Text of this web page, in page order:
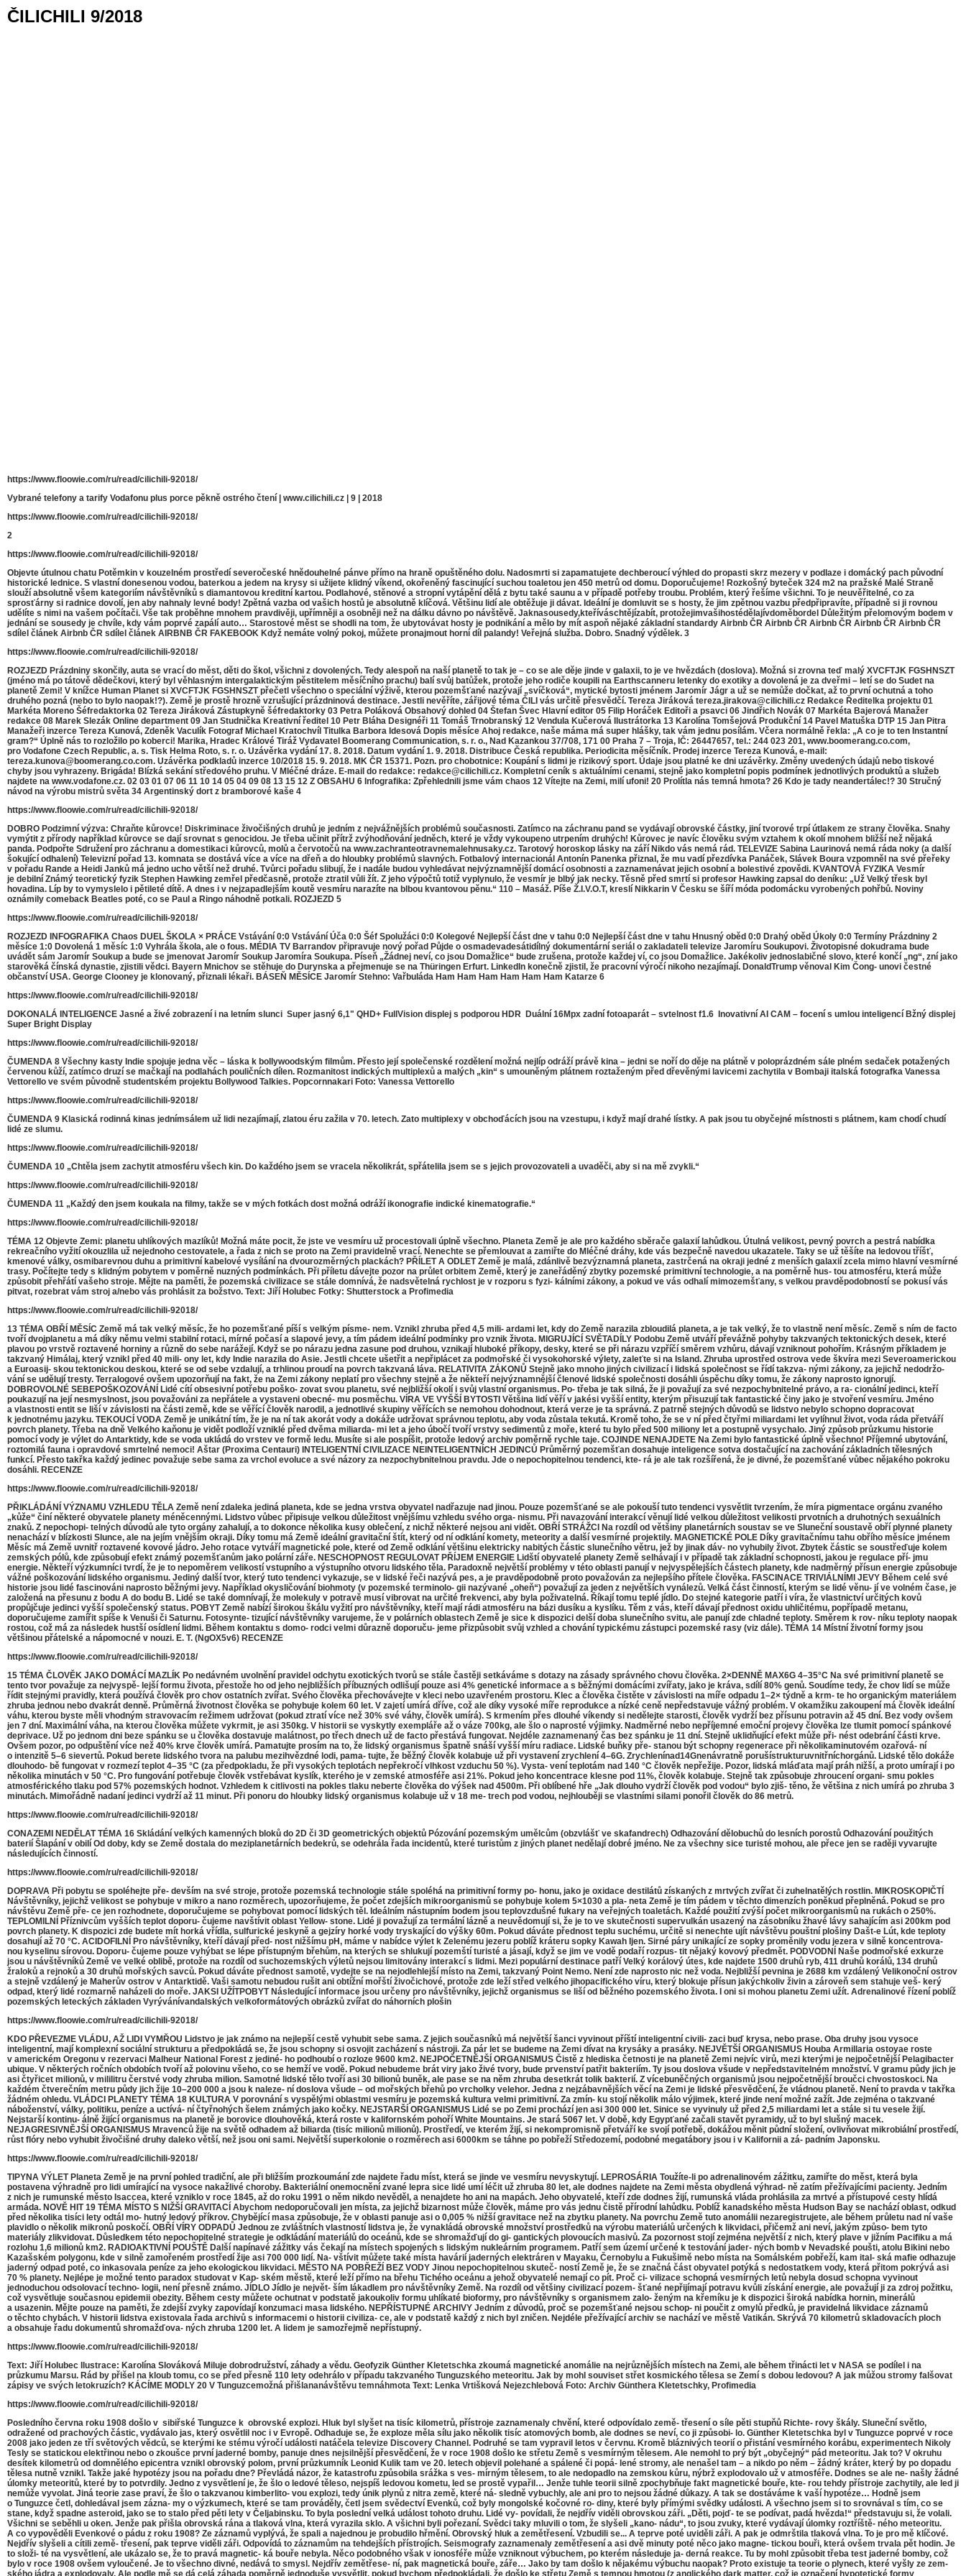
ČILICHILI 9/2018
https://www.floowie.com/ru/read/cilichili-92018/
Vybrané telefony a tarify Vodafonu plus porce pěkně ostrého čtení | www.cilichili.cz | 9 | 2018
https://www.floowie.com/ru/read/cilichili-92018/
2
https://www.floowie.com/ru/read/cilichili-92018/
Objevte útulnou chatu Potěmkin v kouzelném prostředí severočeské hnědouhelné pánve přímo na hraně opuštěného dolu. Nadosmrti si zapamatujete dechberoucí výhled do propasti skrz mezery v podlaze i domácký pach původní
historické lednice. S vlastní donesenou vodou, baterkou a jedem na krysy si užijete klidný víkend, okořeněný fascinující suchou toaletou jen 450 metrů od domu. Doporučujeme! Rozkošný byteček 324 m2 na pražské Malé Straně
slouží absolutně všem kategoriím návštěvníků s diamantovou kreditní kartou. Podlahové, stěnové a stropní vytápění dělá z bytu také saunu a v případě potřeby troubu. Problém, který řešíme všichni. To je neuvěřitelné, co za
sprosťárny si radnice dovolí, jen aby nahnaly levné body! Zpětná vazba od vašich hostů je absolutně klíčová. Většinu lidí ale obtěžuje ji dávat. Ideální je domluvit se s hosty, že jim zpětnou vazbu předpřipravíte, případně si ji rovnou
udělíte s nimi na vašem počítači. Vše tak proběhne mnohem pravdivěji, upřímněji a osobněji než na dálku dávno po návštěvě. Jaknasousedy,kteříváschtějízabít, protožejimvašihostédělajívdoměbordel Důležitým přelomovým bodem v
jednání se sousedy je chvíle, kdy vám poprvé zapálí auto… Starostové měst se shodli na tom, že ubytovávat hosty je podnikání a mělo by mít aspoň nějaké základní standardy Airbnb ČR Airbnb ČR Airbnb ČR Airbnb ČR Airbnb ČR
sdílel článek Airbnb ČR sdílel článek AIRBNB ČR FAKEBOOK Když nemáte volný pokoj, můžete pronajmout horní díl palandy! Veřejná služba. Dobro. Snadný výdělek. 3
https://www.floowie.com/ru/read/cilichili-92018/
ROZJEZD Prázdniny skončily, auta se vrací do měst, děti do škol, všichni z dovolených. Tedy alespoň na naší planetě to tak je – co se ale děje jinde v galaxii, to je ve hvězdách (doslova). Možná si zrovna teď malý XVCFTJK FGSHNSZT
(jméno má po tátově dědečkovi, který byl věhlasným intergalaktickým pěstitelem měsíčního prachu) balí svůj batůžek, protože jeho rodiče koupili na Earthscanneru letenky do exotiky a dovolená je za dveřmi – letí se do Sudet na
planetě Zemi! V knížce Human Planet si XVCFTJK FGSHNSZT přečetl všechno o speciální výživě, kterou pozemšťané nazývají „svíčková“, mytické bytosti jménem Jaromír Jágr a už se nemůže dočkat, až to první ochutná a toho
druhého pozná (nebo to bylo naopak!?). Země je prostě hrozně vzrušující prázdninová destinace. Jestli nevěříte, zářijové téma ČILI vás určitě přesvědčí. Tereza Jiráková tereza.jirakova@cilichili.cz Redakce Ředitelka projektu 01
Markéta Moreno Šéfredaktorka 02 Tereza Jiráková Zástupkyně šéfredaktorky 03 Petra Poláková Obsahový dohled 04 Štefan Švec Hlavní editor 05 Filip Horáček Editoři a psavci 06 Jindřich Novák 07 Markéta Bajerová Manažer
redakce 08 Marek Slezák Online department 09 Jan Studnička Kreativní ředitel 10 Petr Bláha Designéři 11 Tomáš Trnobranský 12 Vendula Kučerová Ilustrátorka 13 Karolína Tomšejová Produkční 14 Pavel Matuška DTP 15 Jan Pitra
Manažeři inzerce Tereza Kunová, Zdeněk Vaculík Fotograf Michael Kratochvíl Titulka Barbora Idesová Dopis měsíce Ahoj redakce, naše máma má super hlášky, tak vám jednu posílám. Včera normálně řekla: „A co je to ten Instantní
gram?“ Úplně nás to rozložilo po koberci! Marika, Hradec Králové Tiráž Vydavatel Boomerang Communication, s. r. o., Nad Kazankou 37/708, 171 00 Praha 7 – Troja, IČ: 26447657, tel.: 244 023 201, www.boomerang.co.com,
pro Vodafone Czech Republic, a. s. Tisk Helma Roto, s. r. o. Uzávěrka vydání 17. 8. 2018. Datum vydání 1. 9. 2018. Distribuce Česká republika. Periodicita měsíčník. Prodej inzerce Tereza Kunová, e-mail:
tereza.kunova@boomerang.co.com. Uzávěrka podkladů inzerce 10/2018 15. 9. 2018. MK ČR 15371. Pozn. pro chobotnice: Koupání s lidmi je rizikový sport. Údaje jsou platné ke dni uzávěrky. Změny uvedených údajů nebo tiskové
chyby jsou vyhrazeny. Brigáda! Blízká sekání středového pruhu. V Mléčné dráze. E-mail do redakce: redakce@cilichili.cz. Kompletní ceník s aktuálními cenami, stejně jako kompletní popis podmínek jednotlivých produktů a služeb
najdete na www.vodafone.cz. 02 03 01 07 06 11 10 14 05 04 09 08 13 15 12 Z OBSAHU 6 Infograﬁka: Zpřehlednili jsme vám chaos 12 Vítejte na Zemi, milí ufoni! 20 Prolítla nás temná hmota? 26 Kdo je tady neandertálec!? 30 Stručný
návod na výrobu mistrů světa 34 Argentinský dort z bramborové kaše 4
https://www.floowie.com/ru/read/cilichili-92018/
DOBRO Podzimní výzva: Chraňte kůrovce! Diskriminace živočišných druhů je jedním z nejvážnějších problémů současnosti. Zatímco na záchranu pand se vydávají obrovské částky, jiní tvorové trpí útlakem ze strany člověka. Snahy
vymýtit z přírody například kůrovce se dají srovnat s genocidou. Je třeba učinit přítrž zvýhodňování jedněch, které je vždy vykoupeno utrpením druhých! Kůrovec je navíc člověku svým vztahem k okolí mnohem bližší než nějaká
panda. Podpořte Sdružení pro záchranu a domestikaci kůrovců, molů a červotočů na www.zachranteotravnemalehnusaky.cz. Tarotový horoskop lásky na září Nikdo vás nemá rád. TELEVIZE Sabina Laurinová nemá ráda noky (a další
šokující odhalení) Televizní pořad 13. komnata se dostává více a více na dřeň a do hloubky problémů slavných. Fotbalový internacionál Antonín Panenka přiznal, že mu vadí přezdívka Panáček, Slávek Boura vzpomněl na své přeřeky
v pořadu Rande a Heidi Janků má jedno ucho větší než druhé. Tvůrci pořadu slibují, že i nadále budou vyhledávat nejvýznamnější domácí osobnosti a zaznamenávat jejich osobní a bolestivé zpovědi. KVANTOVÁ FYZIKA Vesmír
je debilní Známý teoretický fyzik Stephen Hawking zemřel předčasně, protože ztratil vůli žít. Z jeho výpočtů totiž vyplynulo, že vesmír je blbý jak necky. Těsně před smrtí si profesor Hawking zapsal do deníku: „Už Velký třesk byl
hovadina. Líp by to vymyslelo i pětileté dítě. A dnes i v nejzapadlejším koutě vesmíru narazíte na blbou kvantovou pěnu.“ 110 – Masáž. Píše Ž.I.V.O.T, kreslí Nikkarin V Česku se šíří móda podomácku vyrobených pohřbů. Noviny
oznámily comeback Beatles poté, co se Paul a Ringo náhodně potkali. ROZJEZD 5
https://www.floowie.com/ru/read/cilichili-92018/
ROZJEZD INFOGRAFIKA Chaos DUEL ŠKOLA × PRÁCE Vstávání 0:0 Vstávání Úča 0:0 Šéf Spolužáci 0:0 Kolegové Nejlepší část dne v tahu 0:0 Nejlepší část dne v tahu Hnusný oběd 0:0 Drahý oběd Úkoly 0:0 Termíny Prázdniny 2
měsíce 1:0 Dovolená 1 měsíc 1:0 Vyhrála škola, ale o fous. MÉDIA TV Barrandov připravuje nový pořad Půjde o osmadevadesátidílný dokumentární seriál o zakladateli televize Jaromíru Soukupovi. Životopisné dokudrama bude
uvádět sám Jaromír Soukup a bude se jmenovat Jaromír Soukup Jaromíra Soukupa. Píseň „Žádnej neví, co jsou Domažlice“ bude zrušena, protože každej ví, co jsou Domažlice. Jakékoliv jednoslabičné slovo, které končí „ng“, zní jako
starověká čínská dynastie, zjistili vědci. Bayern Mnichov se stěhuje do Durynska a přejmenuje se na Thüringen Erfurt. LinkedIn konečně zjistil, že pracovní výročí nikoho nezajímají. DonaldTrump věnoval Kim Čong- unovi čestné
občanství USA. George Clooney je klonovaný, přiznali lékaři. BÁSEŇ MĚSÍCE Jaromír Stehno: Vařbuláda Ham Ham Ham Ham Ham Ham Katarze 6
https://www.floowie.com/ru/read/cilichili-92018/
DOKONALÁ INTELIGENCE Jasné a živé zobrazení i na letním slunci  Super jasný 6,1" QHD+ FullVision displej s podporou HDR  Duální 16Mpx zadní fotoaparát – svtelnost f1.6  Inovativní AI CAM – focení s umlou inteligencí Bžný displej
Super Bright Display
https://www.floowie.com/ru/read/cilichili-92018/
ČUMENDA 8 Všechny kasty Indie spojuje jedna věc – láska k bollywoodským ﬁlmům. Přesto její společenské rozdělení možná nejlíp odráží právě kina – jedni se noří do děje na plátně v poloprázdném sále plném sedaček potažených
červenou kůží, zatímco druzí se mačkají na podlahách pouličních dílen. Rozmanitost indických multiplexů a malých „kin“ s umouněným plátnem roztaženým před dřevěnými lavicemi zachytila v Bombaji italská fotografka Vanessa
Vettorello ve svém původně studentském projektu Bollywood Talkies. Popcornnakari Foto: Vanessa Vettorello
https://www.floowie.com/ru/read/cilichili-92018/
ČUMENDA 9 Klasická rodinná kinas jednímsálem už lidi nezajímají, zlatou éru zažila v 70. letech. Zato multiplexy v obchoďácích jsou na vzestupu, i když mají drahé lístky. A pak jsou tu obyčejné místnosti s plátnem, kam chodí chudí
lidé ze slumu.
https://www.floowie.com/ru/read/cilichili-92018/
ČUMENDA 10 „Chtěla jsem zachytit atmosféru všech kin. Do každého jsem se vracela několikrát, spřátelila jsem se s jejich provozovateli a uvaděči, aby si na mě zvykli.“
https://www.floowie.com/ru/read/cilichili-92018/
ČUMENDA 11 „Každý den jsem koukala na ﬁlmy, takže se v mých fotkách dost možná odráží ikonograﬁe indické kinematograﬁe.“
https://www.floowie.com/ru/read/cilichili-92018/
TÉMA 12 Objevte Zemi: planetu uhlíkových mazlíků! Možná máte pocit, že jste ve vesmíru už procestovali úplně všechno. Planeta Země je ale pro každého sběrače galaxií lahůdkou. Útulná velikost, pevný povrch a pestrá nabídka
rekreačního vyžití okouzlila už nejednoho cestovatele, a řada z nich se proto na Zemi pravidelně vrací. Nenechte se přemlouvat a zamiřte do Mléčné dráhy, kde vás bezpečně navedou ukazatele. Taky se už těšíte na ledovou tříšť,
kmenové války, osmibarevnou duhu a primitivní kabelové vysílání na dvourozměrných plackách? PŘÍLET A ODLET Země je malá, zdánlivě bezvýznamná planeta, zastrčená na okraji jedné z menších galaxií zcela mimo hlavní vesmírné
trasy. Počítejte tedy s klidným pobytem v poměrně nuzných podmínkách. Při příletu dávejte pozor na průlet orbitem Země, který je zaneřáděný zbytky pozemské primitivní technologie, a na poměrně hus- tou atmosféru, která může
způsobit přehřátí vašeho stroje. Mějte na paměti, že pozemská civilizace se stále domnívá, že nadsvětelná rychlost je v rozporu s fyzi- kálními zákony, a pokud ve vás odhalí mimozemšťany, s velkou pravděpodobností se pokusí vás
pitvat, rozebrat vám stroj a/nebo vás prohlásit za božstvo. Text: Jiří Holubec Fotky: Shutterstock a Proﬁmedia
https://www.floowie.com/ru/read/cilichili-92018/
13 TÉMA OBŘÍ MĚSÍC Země má tak velký měsíc, že ho pozemšťané píší s velkým písme- nem. Vznikl zhruba před 4,5 mili- ardami let, kdy do Země narazila zbloudilá planeta, a je tak velký, že to vlastně není měsíc. Země s ním de facto
tvoří dvojplanetu a má díky němu velmi stabilní rotaci, mírné počasí a slapové jevy, a tím pádem ideální podmínky pro vznik života. MIGRUJÍCÍ SVĚTADÍLY Podobu Země utváří převážně pohyby takzvaných tektonických desek, které
plavou po vrstvě roztavené horniny a různě do sebe narážejí. Když se po nárazu jedna zasune pod druhou, vznikají hluboké příkopy, desky, které se při nárazu vzpříčí směrem vzhůru, dávají vzniknout pohořím. Krásným příkladem je
takzvaný Himálaj, který vznikl před 40 mili- ony let, kdy Indie narazila do Asie. Jestli chcete ušetřit a nepřiplácet za podmořské či vysokohorské výlety, zaleťte si na Island. Zhruba uprostřed ostrova vede škvíra mezi Severoamerickou
a Euroasij- skou tektonickou deskou, které se od sebe vzdalují, a trhlinou proudí na povrch takzvaná láva. RELATIVITA ZÁKONŮ Stejně jako mnoho jiných civilizací i lidská společnost se řídí takzva- nými zákony, za jejichž nedodržo-
vání se udělují tresty. Terralogové ovšem upozorňují na fakt, že na Zemi zákony neplatí pro všechny stejně a že někteří nejvýznamnější členové lidské společnosti dosáhli úspěchu díky tomu, že zákony naprosto ignorují.
DOBROVOLNÉ SEBEPOŠKOZOVÁNÍ Lidé cítí obsesivní potřebu poško- zovat svou planetu, své nejbližší okolí i svůj vlastní organismus. Po- třeba je tak silná, že ji považují za své nezpochybnitelné právo, a ra- cionální jedinci, kteří
poukazují na její nesmyslnost, jsou považováni za nepřátele a vystaveni obecné- mu posměchu. VÍRA VE VYŠŠÍ BYTOSTI Většina lidí věří v jakési vyšší entity, kterým přisuzují tak fantastické činy jako je stvoření vesmíru. Jméno
a vlastnosti entit se liší v závislosti na části země, kde se věřící člověk narodil, a jednotlivé skupiny věřících se nemohou dohodnout, která verze je ta správná. Z patrně stejných důvodů se lidstvo nebylo schopno dopracovat
k jednotnému jazyku. TEKOUCÍ VODA Země je unikátní tím, že je na ní tak akorát vody a dokáže udržovat správnou teplotu, aby voda zůstala tekutá. Kromě toho, že se v ní před čtyřmi miliardami let vylíhnul život, voda ráda přetváří
povrch planety. Třeba na dně Velkého kaňonu je vidět podloží vzniklé před dvěma miliarda- mi let a jeho úbočí tvoří vrstvy sedimentů z moře, které tu bylo před 500 miliony let a postupně vysychalo. Jiný způsob průzkumu historie
pomocí vody je výlet do Antarktidy, kde se voda ukládá do vrstev ve formě ledu. Musíte si ale pospíšit, protože ledový archiv poměrně rychle taje. COJINDE NENAJDETE Na Zemi bylo fantastické úplně všechno! Příjemné ubytování,
roztomilá fauna i opravdové smrtelné nemoci! Aštar (Proxima Centauri) INTELIGENTNÍ CIVILIZACE NEINTELIGENTNÍCH JEDINCŮ Průměrný pozemšťan dosahuje inteligence sotva dostačující na zachování základních tělesných
funkcí. Přesto takřka každý jedinec považuje sebe sama za vrchol evoluce a své názory za nezpochybnitelnou pravdu. Jde o nepochopitelnou tendenci, kte- rá je ale tak rozšířená, že je divné, že pozemšťané vůbec nějakého pokroku
dosáhli. RECENZE
https://www.floowie.com/ru/read/cilichili-92018/
PŘIKLÁDÁNÍ VÝZNAMU VZHLEDU TĚLA Země není zdaleka jediná planeta, kde se jedna vrstva obyvatel nadřazuje nad jinou. Pouze pozemšťané se ale pokouší tuto tendenci vysvětlit tvrzením, že míra pigmentace orgánu zvaného
„kůže“ činí některé obyvatele planety méněcennými. Lidstvo vůbec připisuje velkou důležitost vnějšímu vzhledu svého orga- nismu. Při navazování interakcí věnují lidé velkou důležitost velikosti prvotních a druhotných sexuálních
znaků. Z nepochopi- telných důvodů ale tyto orgány zahalují, a to dokonce několika kusy oblečení, z nichž některé nejsou ani vidět. OBŘÍ STRÁŽCI Na rozdíl od většiny planetárních soustav se ve Sluneční soustavě obří plynné planety
nenachází v blízkosti Slunce, ale na jejím vnějším okraji. Díky tomu má Země ideální gravitační štít, který od ní odklání komety, meteority a další vesmírné projektily. MAGNETICKÉ POLE Díky gravitačnímu tahu obřího měsíce jménem
Měsíc má Země uvnitř roztavené kovové jádro. Jeho rotace vytváří magnetické pole, které od Země odklání většinu elektricky nabitých částic slunečního větru, jež by jinak dáv- no vyhubily život. Zbytek částic se soustřeďuje kolem
zemských pólů, kde způsobují efekt známý pozemšťanům jako polární záře. NESCHOPNOST REGULOVAT PŘÍJEM ENERGIE Lidští obyvatelé planety Země selhávají i v případě tak základní schopnosti, jakou je regulace pří- jmu
energie. Někteří výzkumníci tvrdí, že je to nepoměrem velikostí vstupního a výstupního otvoru lidského těla. Paradoxně největší problémy v této oblasti panují v nejvyspělejších částech planety, kde nadměrný přísun energie způsobuje
vážné poškozování lidského organismu. Jediný další tvor, který tuto tendenci vykazuje, se v lidské řeči nazývá pes, a je pravděpodobně proto považován za nejlepšího přítele člověka. FASCINACE TRIVIÁLNÍMI JEVY Během celé své
historie jsou lidé fascinováni naprosto běžnými jevy. Například okysličování biohmoty (v pozemské terminolo- gii nazývané „oheň“) považují za jeden z největších vynálezů. Velká část činností, kterým se lidé věnu- jí ve volném čase, je
založená na přesunu z bodu A do bodu B. Lidé se také domnívají, že molekuly v potravě musí vibrovat na určité frekvenci, aby byla poživatelná. Říkají tomu teplé jídlo. Do stejné kategorie patří i víra, že vlastnictví určitých kovů
propůjčuje jedinci vyšší společenský status. POBYT Země nabízí širokou škálu vyžití pro návštěvníky, kteří mají rádi atmosféru na bázi dusíku a kyslíku. Těm z vás, kteří dávají přednost oxidu uhličitému, popřípadě metanu,
doporučujeme zamířit spíše k Venuši či Saturnu. Fotosynte- tizující návštěvníky varujeme, že v polárních oblastech Země je sice k dispozici delší doba slunečního svitu, ale panují zde chladné teploty. Směrem k rov- níku teploty naopak
rostou, což má za následek hustší osídlení lidmi. Během kontaktu s domo- rodci velmi důrazně doporuču- jeme přizpůsobit svůj vzhled a chování typickému zástupci pozemské rasy (viz dále). TÉMA 14 Místní životní formy jsou
většinou přátelské a nápomocné v nouzi. E. T. (NgOX5v6) RECENZE
https://www.floowie.com/ru/read/cilichili-92018/
15 TÉMA ČLOVĚK JAKO DOMÁCÍ MAZLÍK Po nedávném uvolnění pravidel odchytu exotických tvorů se stále častěji setkáváme s dotazy na zásady správného chovu člověka. 2×DENNĚ MAX6G 4–35°C Na své primitivní planetě se
tento tvor považuje za nejvyspě- lejší formu života, přestože ho od jeho nejbližších příbuzných odlišují pouze asi 4% genetické informace a s běžnými domácími zvířaty, jako je kráva, sdílí 80% genů. Soudíme tedy, že chov lidí se může
řídit stejnými pravidly, která používá člověk pro chov ostatních zvířat. Svého člověka přechovávejte v kleci nebo uzavřeném prostoru. Klec a člověka čistěte v závislosti na míře odpadu 1–2× týdně a krm- te ho organickým materiálem
zhruba jednou nebo dvakrát denně. Průměrná životnost člověka se pohybuje kolem 60 let. V zajetí umírá dříve, což ale díky vysoké míře reprodukce a nízké ceně nepředstavuje vážný problém. V okamžiku zakoupení má člověk ideální
váhu, kterou byste měli vhodným stravovacím režimem udržovat (pokud ztratí více než 30% své váhy, člověk umírá). S krmením přes dlouhé víkendy si nedělejte starosti, člověk vydrží bez přísunu potravin až 45 dní. Bez vody ovšem
jen 7 dní. Maximální váha, na kterou člověka můžete vykrmit, je asi 350kg. V historii se vyskytly exempláře až o váze 700kg, ale šlo o naprosté výjimky. Nadměrné nebo nepříjemné emoční projevy člověka lze tlumit pomocí spánkové
deprivace. Už po jednom dni beze spánku se u člověka dostavuje malátnost, po třech dnech už de facto přestává fungovat. Nejdéle zaznamenaný čas bez spánku je 11 dní. Stejně uklidňující efekt může při- nést odebrání části krve.
Ovšem pozor, po odpuštění více než 40% krve člověk umírá. Pamatujte prosím na to, že lidský organismus špatně snáší vyšší míru radiace. Lidské buňky pře- stanou být schopny regenerace při několikaminutovém ozařová- ní
o intenzitě 5–6 sievertů. Pokud berete lidského tvora na palubu mezihvězdné lodi, pama- tujte, že běžný člověk kolabuje už při vystavení zrychlení 4–6G. Zrychlenínad14Gnenávratně porušístrukturuvnitřníchorgánů. Lidské tělo dokáže
dlouhodo- bě fungovat v rozmezí teplot 4–35 °C (za předpokladu, že při vysokých teplotách nepřekročí vlhkost vzduchu 50 %). Vysta- vení teplotám nad 140 °C člověk nepřežije. Pozor, lidská mláďata mají práh nižší, a proto umírají i po
několika minutách v 50 °C. Pro fungování potřebuje člověk vstřebávat kyslík, kterého je v zemské atmosféře asi 21%. Pokud jeho koncentrace klesne pod 11%, člověk kolabuje. Stejně tak způsobuje zhroucení organi- smu pokles
atmosférického tlaku pod 57% pozemských hodnot. Vzhledem k citlivosti na pokles tlaku neberte člověka do výšek nad 4500m. Při oblíbené hře „Jak dlouho vydrží člověk pod vodou“ bylo zjiš- těno, že většina z nich umírá po zhruba 3
minutách. Mimořádně nadaní jedinci vydrží až 11 minut. Při ponoru do hloubky lidský organismus kolabuje už v 18 me- trech pod vodou, nejhlouběji se vlastními silami ponořil člověk do 86 metrů.
https://www.floowie.com/ru/read/cilichili-92018/
CONAZEMI NEDĚLAT TÉMA 16 Skládání velkých kamenných bloků do 2D či 3D geometrických objektů Pózování pozemským umělcům (obzvlášť ve skafandrech) Odhazování dělobuchů do lesních porostů Odhazování použitých
baterií Šlapání v obilí Od doby, kdy se Země dostala do meziplanetárních bedekrů, se odehrála řada incidentů, které turistům z jiných planet nedělají dobré jméno. Ne za všechny sice turisté mohou, ale přece jen se raději vyvarujte
následujících činností.
https://www.floowie.com/ru/read/cilichili-92018/
DOPRAVA Při pobytu se spoléhejte pře- devším na své stroje, protože pozemská technologie stále spoléhá na primitivní formy po- honu, jako je oxidace destilátů získaných z mrtvých zvířat či zuhelnatělých rostlin. MIKROSKOPIČTÍ
Návštěvníky, jejichž velikost se pohybuje v mikro a nano rozměrech, upozorňujeme, že počet zdejších mikroorganismů se pohybuje kolem 5×1030 a pla- neta Země je tím pádem v těchto dimenzích poněkud přeplněná. Pokud se pro
návštěvu Země pře- ce jen rozhodnete, doporučujeme se pohybovat pomocí lidských těl. Ideálním nástupním bodem jsou teplovzdušné fukary na veřejných toaletách. Každé použití zvýší počet mikroorganismů na rukách o 250%.
TEPLOMILNÍ Příznivcům vyšších teplot doporu- čujeme navštívit oblast Yellow- stone. Lidé ji považují za termální lázně a neuvědomují si, že je to ve skutečnosti supervulkán usazený na zásobníku žhavé lávy sahajícím asi 200km pod
povrch planety. K dispozici zde budete mít horká vřídla, sulfurické jeskyně a gejzíry horké vody tryskající do výšky 60m. Pokud dáváte přednost teplu suchému, určitě si nenechte ujít návštěvu pouštní plošiny Dašt-e Lút, kde teploty
dosahují až 70 °C. ACIDOFILNÍ Pro návštěvníky, kteří dávají před- nost nižšímu pH, máme v nabídce výlet k Zelenému jezeru poblíž kráteru sopky Kawah Ijen. Sirné páry unikající ze sopky proměnily vodu jezera v silně koncentrova-
nou kyselinu sírovou. Doporu- čujeme pouze vyhýbat se lépe přístupným břehům, na kterých se shlukují pozemští turisté a jásají, když se jim ve vodě podaří rozpus- tit nějaký kovový předmět. PODVODNÍ Naše podmořské exkurze
jsou u návštěvníků Země ve velké oblibě, protože na rozdíl od suchozemských výletů nejsou limitovány interakcí s lidmi. Mezi populární destinace patří Velký korálový útes, kde najdete 1500 druhů ryb, 411 druhů korálů, 134 druhů
žraloků a rejnoků a 30 druhů mořských savců. Pokud dáváte přednost samotě, vydejte se na nejodlehlejší místo na Zemi, takzvaný Point Nemo. Není zde naprosto nic než voda. Nejbližší pevnina je 2688 km vzdálený Velikonoční ostrov
a stejně vzdálený je Maherův ostrov v Antarktidě. Vaši samotu nebudou rušit ani obtížní mořští živočichové, protože zde leží střed velkého jihopaciﬁckého víru, který blokuje přísun jakýchkoliv živin a zároveň sem stahuje veš- kerý
odpad, který lidé rozmarně naházeli do moře. JAKSI UŽÍTPOBYT Následující informace jsou určeny pro návštěvníky, jejichž organismus se liší od běžného pozemského života. I oni si mohou planetu Zemi užít. Adrenalinové řízení poblíž
pozemských leteckých základen Vyrývánívandalských velkoformátových obrázků zvířat do náhorních plošin
https://www.floowie.com/ru/read/cilichili-92018/
KDO PŘEVEZME VLÁDU, AŽ LIDI VYMŘOU Lidstvo je jak známo na nejlepší cestě vyhubit sebe sama. Z jejich současníků má největší šanci vyvinout příští inteligentní civili- zaci buď krysa, nebo prase. Oba druhy jsou vysoce
inteligentní, mají komplexní sociální strukturu a předpokládá se, že jsou schopny si osvojit zacházení s nástroji. Za pár let se budeme na Zemi dívat na krysáky a prasáky. NEJVĚTŠÍ ORGANISMUS Houba Armillaria ostoyae roste
v americkém Oregonu v rezervaci Malheur National Forest z jediné- ho podhoubí o rozloze 9600 km2. NEJPOČETNĚJŠÍ ORGANISMUS Čistě z hlediska četnosti je na planetě Zemi nejvíc virů, mezi kterými je nejpočetnější Pelagibacter
ubique. V některých ročních obdobích tvoří až polovinu všeho, co se hemží ve vodě. Pokud nebudeme brát viry jako živé tvory, bude prvenství patřit bakteriím. Ty jsou doslova všude v nepředstavitelném množství. V gramu půdy jich je
asi čtyřicet milionů, v mililitru čerstvé vody zhruba milion. Samotné lidské tělo tvoří asi 30 bilionů buněk, ale pase se na něm zhruba desetkrát tolik bakterií. Z vícebuněčných organismů jsou nejpočetnější broučci chvostoskoci. Na
každém čtverečním metru půdy jich žije 10–200 000 a jsou k naleze- ní doslova všude – od mořských břehů po vrcholky velehor. Jedna z nejzábavnějších věcí na Zemi je lidské přesvědčení, že vládnou planetě. Není to pravda v takřka
žádném ohledu. VLÁDCI PLANETY TÉMA 18 KULTURA V porovnání s vyspělými oblastmi vesmíru je pozemská kultura velmi primitivní. Za zmín- ku stojí několik málo výjimek, které jinde není možné zažít. Jde zejména o takzvané
náboženství, války, politiku, peníze a uctívá- ní čtyřnohých šelem známých jako kočky. NEJSTARŠÍ ORGANISMUS Lidé se po Zemi prochází jen asi 300 000 let. Sinice se vyvinuly už před 2,5 miliardami let a stále si tu vesele žijí.
Nejstarší kontinu- álně žijící organismus na planetě je borovice dlouhověká, která roste v kalifornském pohoří White Mountains. Je stará 5067 let. V době, kdy Egypťané začali stavět pyramidy, už to byl slušný macek.
NEJAGRESIVNĚJŠÍ ORGANISMUS Mravenců žije na světě odhadem až biliarda (tisíc milionů milionů). Prostředí, ve kterém žijí, si nekompromisně přetváří ke svojí potřebě, dokážou měnit půdní složení, ovlivňovat mikrobiální prostředí,
růst ﬂóry nebo vyhubit živočišné druhy daleko větší, než jsou oni sami. Největší superkolonie o rozměrech asi 6000km se táhne po pobřeží Středozemí, podobné megatábory jsou i v Kalifornii a zá- padním Japonsku.
https://www.floowie.com/ru/read/cilichili-92018/
TIPYNA VÝLET Planeta Země je na první pohled tradiční, ale při bližším prozkoumání zde najdete řadu míst, která se jinde ve vesmíru nevyskytují. LEPROSÁRIA Toužíte-li po adrenalinovém zážitku, zamiřte do měst, která byla
postavena výhradně pro lidi umírající na vysoce nakažlivé choroby. Bakteriální onemocnění zvané lepra sice lidé umí léčit už zhruba 80 let, ale dodnes najdete na Zemi města obydlená výhrad- ně zatím přežívajícími pacienty. Jedním
z nich je rumunské město Isaccea, které vzniklo v roce 1845, až do roku 1991 o něm nikdo nevěděl, a nenajdete ho ani na mapách. Jeho obyvatelé, kteří zde dodnes žijí, rumunská vláda prohlásila za mrtvé a přístupové cesty hlídá
armáda. NOVĚ HIT 19 TÉMA MÍSTO S NIŽŠÍ GRAVITACÍ Abychom nedoporučovali jen místa, za jejichž bizarnost může člověk, máme pro vás jednu čistě přírodní lahůdku. Poblíž kanadského města Hudson Bay se nachází oblast, odkud
před několika tisíci lety odtál mo- hutný ledový příkrov. Chybějící masa způsobuje, že v oblasti panuje asi o 0,005 % nižší gravitace než na zbytku planety. Na povrchu Země tuto anomálii nezaregistrujete, ale během průletu nad ní vaše
plavidlo o několik mikronů poskočí. OBŘÍ VÍRY ODPADŮ Jednou ze zvláštních vlastností lidstva je, že vynakládá obrovské množství prostředků na výrobu materiálů určených k likvidaci, přičemž ani neví, jakým způso- bem tyto
materiály zlikvidovat. Důsledkem této nepochopitelné strategie je odkládání materiálů do oceánů, kde se shromažďují do gi- gantických plovoucích masivů. Za pozornost stojí zejména největší z nich, který plave v jižním Paciﬁku a má
rozlohu 1,6 milionů km2. RADIOAKTIVNÍ POUŠTĚ Další napínavé zážitky vás čekají na místech spojených s lidským nukleárním programem. Patří sem území určené k testování jader- ných bomb v Nevadské poušti, atolu Bikini nebo
Kazašském polygonu, kde v silně zamořeném prostředí žije asi 700 000 lidí. Na- vštívit můžete také místa havárií jaderných elektráren v Mayaku, Černobylu a Fukušimě nebo místa na Somálském pobřeží, kam ital- ská maﬁe odhazuje
jaderný odpad poté, co inkasovala peníze za jeho ekologickou likvidaci. MĚSTO NA POBŘEŽÍ BEZ VODY Jinou nepochopitelnou skuteč- ností Země je, že se značná část obyvatel potýká s nedostatkem vody, která přitom pokrývá asi
70 % planety. Nejlépe je možné tento paradox studovat v Kap- ském městě, které leží přímo na břehu Tichého oceánu a jehož obyvatelé nemají co pít. Proč ci- vilizace schopná vesmírných letů nebyla dosud schopna vyvinout
jednoduchou odsolovací techno- logii, není přesně známo. JÍDLO Jídlo je největ- ším lákadlem pro návštěvníky Země. Na rozdíl od většiny civilizací pozem- šťané nepřijímají potravu kvůli získání energie, ale považují ji za zdroj požitku,
což vysvětluje současnou epidemii obezity. Během cesty můžete ochutnat v podstatě jakoukoliv formu uhlíkaté bioformy, pro návštěvníky s organismem zalo- ženým na křemíku je k dispozici široká nabídka hornin, minerálů
a usazenin. Mějte pouze na paměti, že zdejší zvyky zapovídají konzumaci masa lidského. NEPŘÍSTUPNÉ ARCHIVY Jedním z důvodů, proč se pozemšťané nejsou schop- ni poučit z omylů předků, je pravidelná likvidace záznamů
o těchto chybách. V historii lidstva existovala řada archivů s informacemi o historii civiliza- ce, ale v podstatě každý z nich byl zničen. Nejdéle přežívající archiv se nachází ve městě Vatikán. Skrývá 70 kilometrů skladovacích ploch
a obsahuje řadu dokumentů shromažďova- ných zhruba 1200 let. A lidem je samozřejmě nepřístupný.
https://www.floowie.com/ru/read/cilichili-92018/
Text: Jiří Holubec Ilustrace: Karolína Slováková Miluje dobrodružství, záhady a vědu. Geofyzik Günther Kletetschka zkoumá magnetické anomálie na nejrůznějších místech na Zemi, ale během třinácti let v NASA se podílel i na
průzkumu Marsu. Rád by přišel na kloub tomu, co se před přesně 110 lety odehrálo v případu takzvaného Tunguzského meteoritu. Jak by mohl souviset střet kosmického tělesa se Zemí s dobou ledovou? A jak můžou stromy falšovat
zápisy ve svých letokruzích? KÁCÍME MODLY 20 V Tunguzcemožná přišlananávštěvu temnáhmota Text: Lenka Vrtišková Nejezchlebová Foto: Archiv Günthera Kletetschky, Proﬁmedia
https://www.floowie.com/ru/read/cilichili-92018/
Posledního června roku 1908 došlo v sibiřské Tunguzce k obrovské explozi. Hluk byl slyšet na tisíc kilometrů, přístroje zaznamenaly chvění, které odpovídalo země- třesení o síle pěti stupňů Richte- rovy škály. Sluneční světlo,
odražené od prachových částic, vydávalo jas, který osvětlil noc i v Evropě. Odhaduje se, že exploze měla sílu jako několik tisíc atomových bomb, ale dodnes se neví, co ji způsobi- lo. Günther Kletetschka byl v Tunguzce poprvé v roce
2008 jako jeden ze tří světových vědců, se kterými ke stému výročí události natáčela televize Discovery Channel. Podruhé se tam vypravil letos v červnu. Kromě bláznivých teorií o přistání vesmírného korábu, experimentech Nikoly
Tesly se statickou elektřinou nebo o zkoušce první jaderné bomby, panuje dnes nejsilnější přesvědčení, že v roce 1908 došlo ke střetu Země s vesmírným tělesem. Ale nemohl to prý být „obyčejný“ pád meteoritu. Jak to? V okruhu
desítek kilometrů od domnělého epicentra vznikl obrovský polom, první průzkumník Leonid Kulik tam ve 20. letech objevil polehané a spálené či popá- lené stromy, ale nenašel tam – a nikdo po něm – žádný kráter, který by po dopadu
tělesa nutně vznikl. Takže jaké hypotézy jsou na pořadu dne? Převládá názor, že katastrofu způsobila srážka s ves- mírným tělesem, to ale nedopadlo na zemskou kůru, nýbrž explodovalo už v atmosféře. Dodnes se ale ne- našly žádné
úlomky meteoritů, které by to potvrdily. Jedno z vysvětlení je, že šlo o ledové těleso, nejspíš ledovou kometu, led se prostě vypařil… Jenže tuhle teorii silně zpochybňuje fakt magnetické bouře, kte- rou tehdy přístroje zachytily, ale led ji
nemůže vyvolat. Jiná teorie zase praví, že šlo o takzvanou kimberlito- vou explozi, tedy únik plynů z nitra země, které ná- sledně vybuchly, ale ani pro to nejsou žádné důkazy. A tak se dostáváme k vaší hypotéze… Hodně jsem
o Tunguzce četl, dohledával jsem zázna- my o výzkumech, které se tam prováděly, četl jsem svědectví Evenků, což byly mongolské kočovné ro- diny, které byly přímými svědky události. A všechno jsem si to srovnával s tím, co se
stane, když spadne asteroid, jako se to stalo před pěti lety v Čeljabinsku. To byla poslední velká událost tohoto druhu. Lidé vy- povídali, že nejdřív viděli obrovskou záři. „Děti, pojď- te se podívat, padá hvězda!“ představuju si, že volali.
Všichni se seběhli u oken. Jenže pak přišla obrovská rána a tlaková vlna, která vyrazila sklo. A všichni byli pořezaní. Svědci taky mluvili o tom, že slyšeli „kano- nádu“, to jsou zvuky, které vydávají úlomky roztříště- ného meteoritu.
A co vypověděli Evenkové o pádu z roku 1908? Ze záznamů vyplývá, že spali a najednou je probudilo hřmění. Obrovský hluk a zemětřesení. Vzbudili se... A teprve poté uviděli záři. A pak je odmrštila tlaková vlna. To je pro mě klíčové.
Nejdřív slyšeli a cítili země- třesení, pak teprve viděli záři. Odpovídá to záznamům na tehdejších přístrojích. Seismografy zaznamenaly zemětřesení a asi dvě minuty poté něco jako magne- tickou bouři, která ovšem trvala pět hodin. Je
to složi- té na vysvětlení, ale ukázalo se, že to pravá magnetic- ká bouře nebyla. Něco podobného však v ionosféře může vzniknout výbuchem, po kterém následuje ja- derná reakce. Tu by mohl způsobit třeba test jaderné bomby, což
bylo v roce 1908 ovšem vyloučené. Je to všechno divné, nedává to smysl. Nejdřív zemětřese- ní, pak magnetická bouře, záře… Jako by tam došlo k nějakému výbuchu naopak? Proto existuje ta teorie o plynech, které vyšly ze zem-
ského jádra a explodovaly. Ale podle mě se dá celá záhada poměrně jednoduše vysvětlit, pokud bychom předpokládali, že došlo ke střetu Země s temnou hmotou (z anglického dark matter, což je označení hypotetické formy